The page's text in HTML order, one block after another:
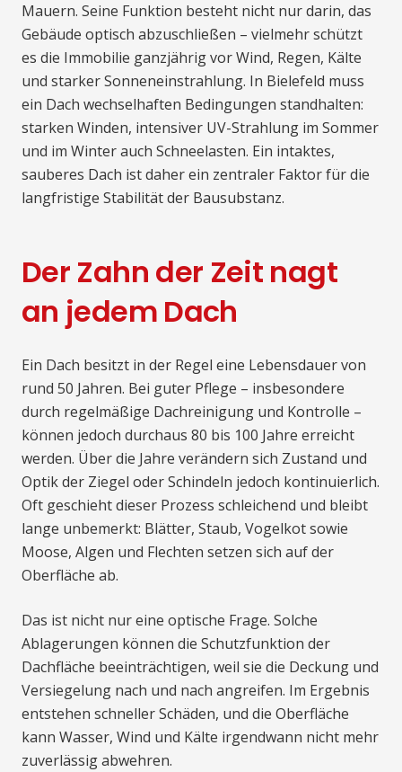
Mauern. Seine Funktion besteht nicht nur darin, das
Gebäude optisch abzuschließen – vielmehr schützt
es die Immobilie ganzjährig vor Wind, Regen, Kälte
und starker Sonneneinstrahlung. In Bielefeld muss
ein Dach wechselhaften Bedingungen standhalten:
starken Winden, intensiver UV-Strahlung im Sommer
und im Winter auch Schneelasten. Ein intaktes,
sauberes Dach ist daher ein zentraler Faktor für die
langfristige Stabilität der Bausubstanz.
Der Zahn der Zeit nagt
an jedem Dach
Ein Dach besitzt in der Regel eine Lebensdauer von
rund 50 Jahren. Bei guter Pflege – insbesondere
durch regelmäßige Dachreinigung und Kontrolle –
können jedoch durchaus 80 bis 100 Jahre erreicht
werden. Über die Jahre verändern sich Zustand und
Optik der Ziegel oder Schindeln jedoch kontinuierlich.
Oft geschieht dieser Prozess schleichend und bleibt
lange unbemerkt: Blätter, Staub, Vogelkot sowie
Moose, Algen und Flechten setzen sich auf der
Oberfläche ab.
Das ist nicht nur eine optische Frage. Solche
Ablagerungen können die Schutzfunktion der
Dachfläche beeinträchtigen, weil sie die Deckung und
Versiegelung nach und nach angreifen. Im Ergebnis
entstehen schneller Schäden, und die Oberfläche
kann Wasser, Wind und Kälte irgendwann nicht mehr
zuverlässig abwehren.